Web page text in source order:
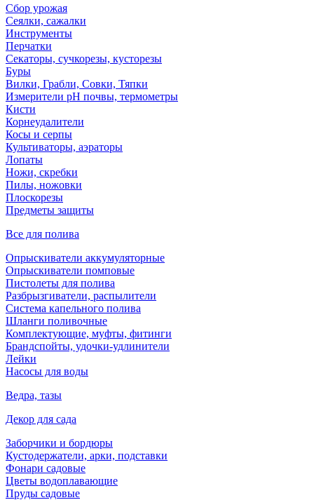
Сбор урожая
Сеялки, сажалки
Инструменты
Перчатки
Секаторы, сучкорезы, кусторезы
Буры
Вилки, Грабли, Совки, Тяпки
Измерители pH почвы, термометры
Кисти
Корнеудалители
Косы и серпы
Культиваторы, аэраторы
Лопаты
Ножи, скребки
Пилы, ножовки
Плоскорезы
Предметы защиты
Все для полива
Опрыскиватели аккумуляторные
Опрыскиватели помповые
Пистолеты для полива
Разбрызгиватели, распылители
Система капельного полива
Шланги поливочные
Комплектующие, муфты, фитинги
Брандспойты, удочки-удлинители
Лейки
Насосы для воды
Ведра, тазы
Декор для сада
Заборчики и бордюры
Кустодержатели, арки, подставки
Фонари садовые
Цветы водоплавающие
Пруды садовые